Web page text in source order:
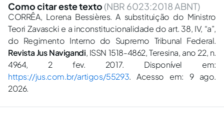
Como citar este texto (NBR 6023:2018 ABNT)
CORRÊA, Lorena Bessières. A substituição do Ministro
Teori Zavascki e a inconstitucionalidade do art. 38, IV, “a”,
do Regimento Interno do Supremo Tribunal Federal.
Revista Jus Navigandi, ISSN 1518-4862, Teresina, ano 22, n.
4964, 2 fev. 2017. Disponível em:
https://jus.com.br/artigos/55293. Acesso em: 9 ago.
2026.